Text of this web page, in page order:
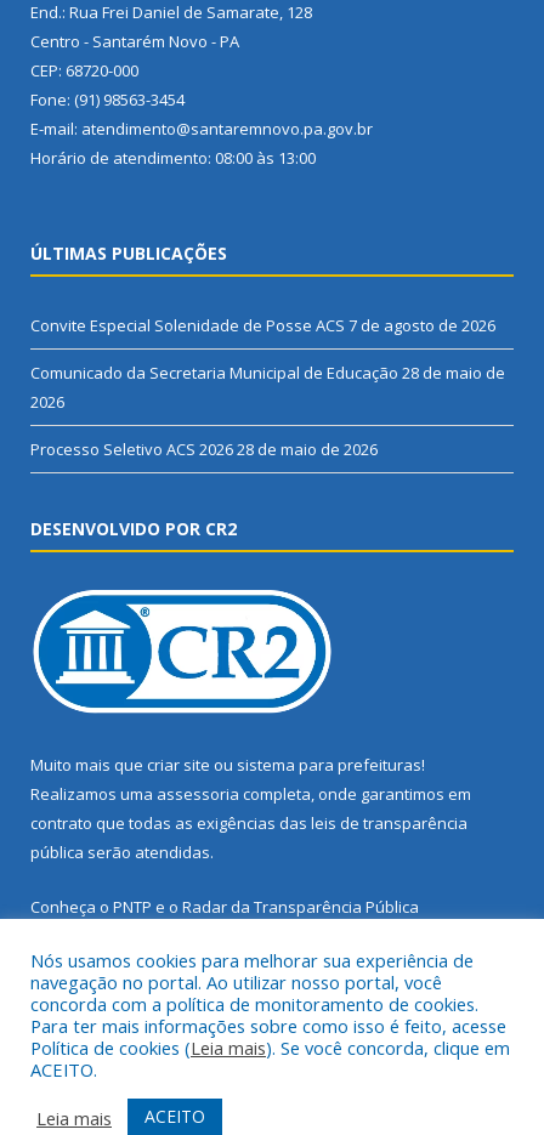
End.: Rua Frei Daniel de Samarate, 128
Centro - Santarém Novo - PA
CEP: 68720-000
Fone: (91) 98563-3454
E-mail: atendimento@santaremnovo.pa.gov.br
Horário de atendimento: 08:00 às 13:00
ÚLTIMAS PUBLICAÇÕES
Convite Especial Solenidade de Posse ACS 7 de agosto de 2026
Comunicado da Secretaria Municipal de Educação 28 de maio de
2026
Processo Seletivo ACS 202628 de maio de 2026
DESENVOLVIDO POR CR2
Muito mais que criar site ou sistema para prefeituras!
Realizamos uma assessoria completa, onde garantimos em
contrato que todas as exigências das leis de transparência
pública serão atendidas.
Conheça o PNTP e o Radar da Transparência Pública
Todos os direitos reservados a Prefeitura Municipal de Santarém
Novo.
Mapa do Site
Acessar Área Administrativa
Nós usamos cookies para melhorar sua experiência de
navegação no portal. Ao utilizar nosso portal, você
concorda com a política de monitoramento de cookies.
Para ter mais informações sobre como isso é feito, acesse
Política de cookies (Leia mais). Se você concorda, clique em
ACEITO.
Leia mais
ACEITO